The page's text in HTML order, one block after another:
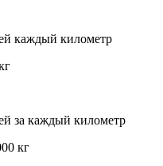
каждый километр
за каждый километр
кг